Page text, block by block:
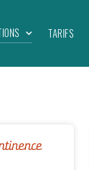
TARIFS